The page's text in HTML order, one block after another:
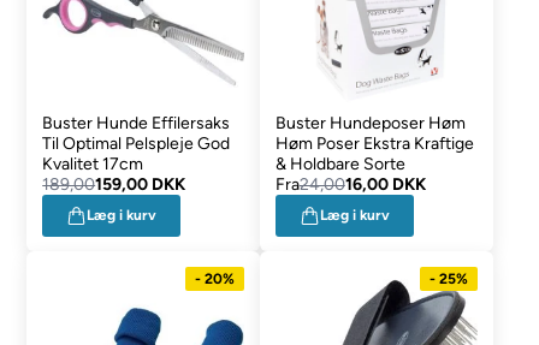
Buster Hunde Effilersaks
Til Optimal Pelspleje God
Kvalitet 17cm
189,00159,00 DKK
Læg i kurv
Buster Hundeposer Høm
Høm Poser Ekstra Kraftige
& Holdbare Sorte
Fra24,0016,00 DKK
Læg i kurv
- 20% - 25%